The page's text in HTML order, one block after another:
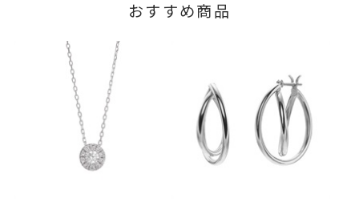
おすすめ商品